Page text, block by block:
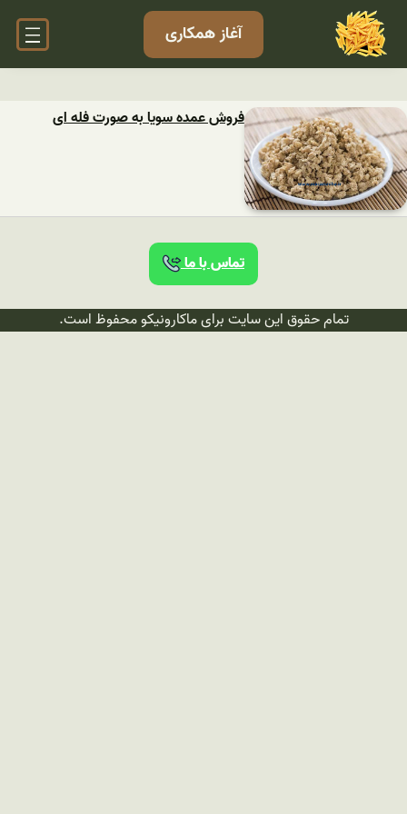
آغاز همکاری
فروش عمده سویا به صورت فله ای
تماس با ما
تمام حقوق این سایت برای ماکارونیکو محفوظ است.